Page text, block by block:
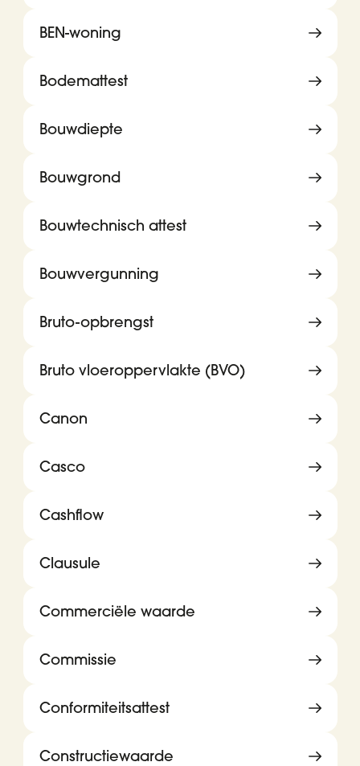
BEN-woning
Bodemattest
Bouwdiepte
Bouwgrond
Bouwtechnisch attest
Bouwvergunning
Bruto-opbrengst
Bruto vloeroppervlakte (BVO)
Canon
Casco
Cashflow
Clausule
Commerciële waarde
Commissie
Conformiteitsattest
Constructiewaarde